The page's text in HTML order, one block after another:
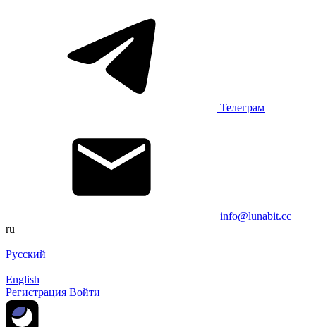
Телеграм
info@lunabit.cc
ru
Русский
English
Регистрация Войти